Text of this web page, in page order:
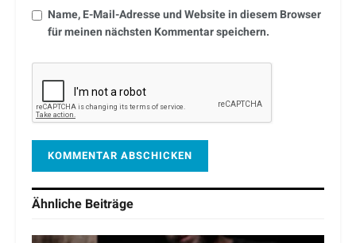
Name, E-Mail-Adresse und Website in diesem Browser
für meinen nächsten Kommentar speichern.
Ähnliche Beiträge